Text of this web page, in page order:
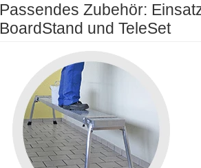
Passendes Zubehör:
BoardStand und TeleSet